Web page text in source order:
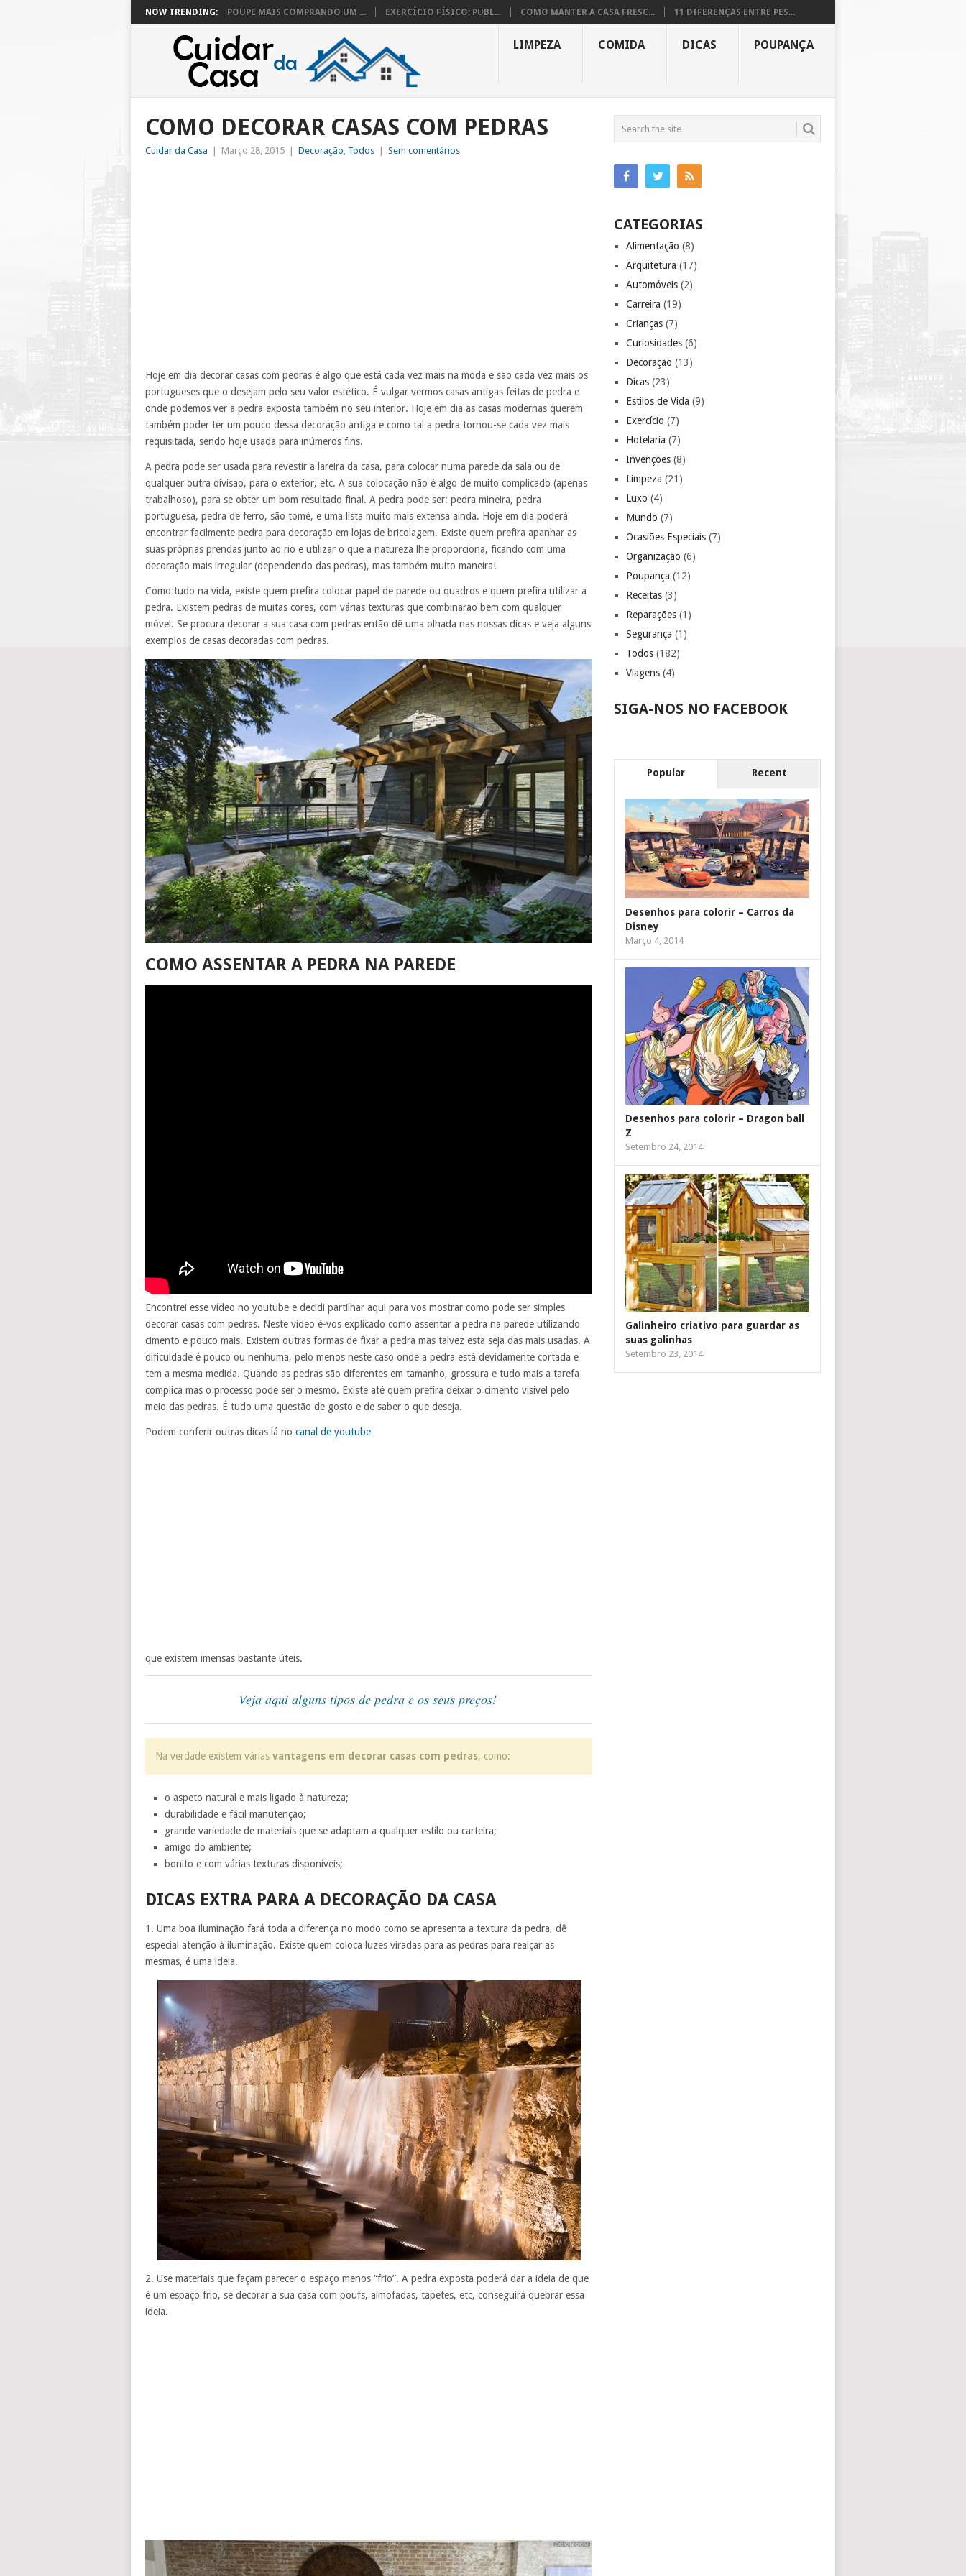
NOW TRENDING: POUPE MAIS COMPRANDO UM ... EXERCÍCIO FÍSICO: PUBL... COMO MANTER A CASA FRESC... 11 DIFERENÇAS ENTRE PES...
LIMPEZA COMIDA DICAS POUPANÇA
COMO DECORAR CASAS COM PEDRAS
Cuidar da Casa Março 28, 2015 Decoração, Todos Sem comentários
Hoje em dia decorar casas com pedras é algo que está cada vez mais na moda e são cada vez mais os
portugueses que o desejam pelo seu valor estético. É vulgar vermos casas antigas feitas de pedra e
onde podemos ver a pedra exposta também no seu interior. Hoje em dia as casas modernas querem
também poder ter um pouco dessa decoração antiga e como tal a pedra tornou-se cada vez mais
requisitada, sendo hoje usada para inúmeros fins.
A pedra pode ser usada para revestir a lareira da casa, para colocar numa parede da sala ou de
qualquer outra divisao, para o exterior, etc. A sua colocação não é algo de muito complicado (apenas
trabalhoso), para se obter um bom resultado final. A pedra pode ser: pedra mineira, pedra
portuguesa, pedra de ferro, são tomé, e uma lista muito mais extensa ainda. Hoje em dia poderá
encontrar facilmente pedra para decoração em lojas de bricolagem. Existe quem prefira apanhar as
suas próprias prendas junto ao rio e utilizar o que a natureza lhe proporciona, ficando com uma
decoração mais irregular (dependendo das pedras), mas também muito maneira!
Como tudo na vida, existe quem prefira colocar papel de parede ou quadros e quem prefira utilizar a
pedra. Existem pedras de muitas cores, com várias texturas que combinarão bem com qualquer
móvel. Se procura decorar a sua casa com pedras então dê uma olhada nas nossas dicas e veja alguns
exemplos de casas decoradas com pedras.
COMO ASSENTAR A PEDRA NA PAREDE
Encontrei esse vídeo no youtube e decidi partilhar aqui para vos mostrar como pode ser simples
decorar casas com pedras. Neste vídeo é-vos explicado como assentar a pedra na parede utilizando
cimento e pouco mais. Existem outras formas de fixar a pedra mas talvez esta seja das mais usadas. A
dificuldade é pouco ou nenhuma, pelo menos neste caso onde a pedra está devidamente cortada e
tem a mesma medida. Quando as pedras são diferentes em tamanho, grossura e tudo mais a tarefa
complica mas o processo pode ser o mesmo. Existe até quem prefira deixar o cimento visível pelo
meio das pedras. É tudo uma questão de gosto e de saber o que deseja.
Podem conferir outras dicas lá no canal de youtube
que existem imensas bastante úteis.
Veja aqui alguns tipos de pedra e os seus preços!
Na verdade existem várias vantagens em decorar casas com pedras, como:
o aspeto natural e mais ligado à natureza;
durabilidade e fácil manutenção;
grande variedade de materiais que se adaptam a qualquer estilo ou carteira;
amigo do ambiente;
bonito e com várias texturas disponíveis;
DICAS EXTRA PARA A DECORAÇÃO DA CASA
1. Uma boa iluminação fará toda a diferença no modo como se apresenta a textura da pedra, dê
especial atenção à iluminação. Existe quem coloca luzes viradas para as pedras para realçar as
mesmas, é uma ideia.
2. Use materiais que façam parecer o espaço menos “frio”. A pedra exposta poderá dar a ideia de que
é um espaço frio, se decorar a sua casa com poufs, almofadas, tapetes, etc, conseguirá quebrar essa
ideia.
CATEGORIAS
Alimentação (8)
Arquitetura (17)
Automóveis (2)
Carreira (19)
Crianças (7)
Curiosidades (6)
Decoração (13)
Dicas (23)
Estilos de Vida (9)
Exercício (7)
Hotelaria (7)
Invenções (8)
Limpeza (21)
Luxo (4)
Mundo (7)
Ocasiões Especiais (7)
Organização (6)
Poupança (12)
Receitas (3)
Reparações (1)
Segurança (1)
Todos (182)
Viagens (4)
SIGA-NOS NO FACEBOOK
Popular Recent
Desenhos para colorir – Carros da
Disney
Março 4, 2014
Desenhos para colorir – Dragon ball
Z
Setembro 24, 2014
Galinheiro criativo para guardar as
suas galinhas
Setembro 23, 2014